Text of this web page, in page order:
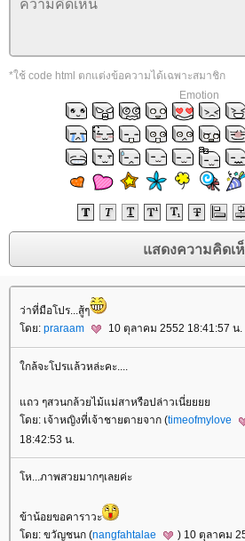
*ใช้ code html ตกแต่งข้อความได้เฉพาะสมาชิก
Emotion
ว่าที่มือโปร...สู้ๆ
ดย: praraam 10 ตุลาคม 2552 18:41:57 น.
กล้จะโปรแล้วหล่ะคะ....
ถว ๆสวนกล้วยไม้แม่สาหรือปล่าวเนี่
ดย: เจ้าหญิงที่เจ้าชายตายจาก (timeofmylove
18:42:53 น.
ห...ภาพสวยมากๆเลยค่ะ
ข้าน้อยขอคาราวะ
ดย: ขวัญชนก (nangfahtalae ) 10 ตุลาคม